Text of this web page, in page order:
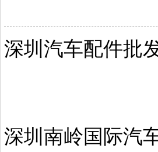
深圳汽车配件批
深圳南岭国际汽